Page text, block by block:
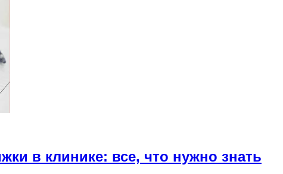
в клинике: все, что нужно знать